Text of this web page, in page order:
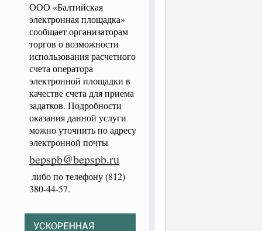
ООО «Балтийская
электронная площадка»
сообщает организаторам
торгов о возможности
использования расчетного
счета оператора
электронной площадки в
качестве счета для приема
задатков. Подробности
оказания данной услуги
можно уточнить по адресу
электронной почты
bepspb@bepspb.ru
либо по телефону (812)
380-44-57.